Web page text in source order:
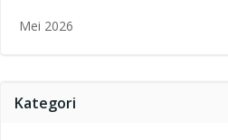
Mei 2026
Kategori